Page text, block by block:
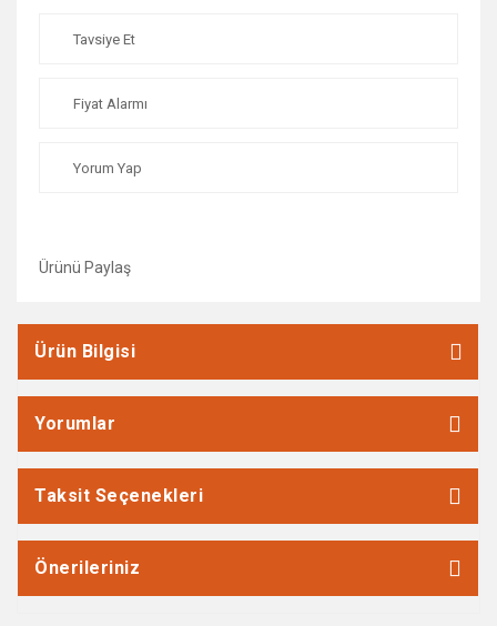
Tavsiye Et
Fiyat Alarmı
Yorum Yap
Ürünü Paylaş
Ürün Bilgisi
Yorumlar
Taksit Seçenekleri
Önerileriniz